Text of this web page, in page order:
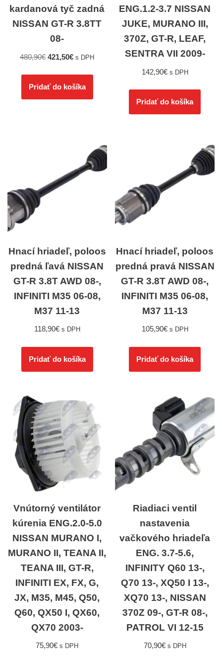
kardanová tyč zadná
NISSAN GT-R 3.8TT
08-
480,90€ 421,50€ s DPH
Pridať do košíka
ENG.1.2-3.7 NISSAN
JUKE, MURANO III,
370Z, GT-R, LEAF,
SENTRA VII 2009-
142,90€ s DPH
Pridať do košíka
Hnací hriadeľ, poloos
predná ľavá NISSAN
GT-R 3.8T AWD 08-,
INFINITI M35 06-08,
M37 11-13
118,90€ s DPH
Pridať do košíka
Hnací hriadeľ, poloos
predná pravá NISSAN
GT-R 3.8T AWD 08-,
INFINITI M35 06-08,
M37 11-13
105,90€ s DPH
Pridať do košíka
Vnútorný ventilátor
kúrenia ENG.2.0-5.0
NISSAN MURANO I,
MURANO II, TEANA II,
TEANA III, GT-R,
INFINITI EX, FX, G,
JX, M35, M45, Q50,
Q60, QX50 I, QX60,
QX70 2003-
75,90€ s DPH
Riadiaci ventil
nastavenia
vačkového hriadeľa
ENG. 3.7-5.6,
INFINITY Q60 13-,
Q70 13-, XQ50 I 13-,
XQ70 13-, NISSAN
370Z 09-, GT-R 08-,
PATROL VI 12-15
70,90€ s DPH